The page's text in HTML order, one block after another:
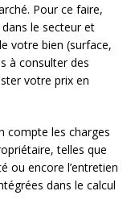
Pour ce faire,
le secteur et
votre bien (surface,
à consulter des
votre prix en
compte les charges
telles que
ou encore l’entretien
dans le calcul